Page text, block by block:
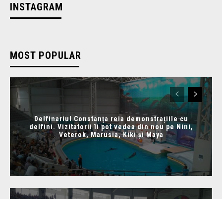
INSTAGRAM
MOST POPULAR
Delfinariul Constanța reia demonstrațiile cu
delfini. Vizitatorii îi pot vedea din nou pe Nini,
Veterok, Marusia, Kiki și Maya